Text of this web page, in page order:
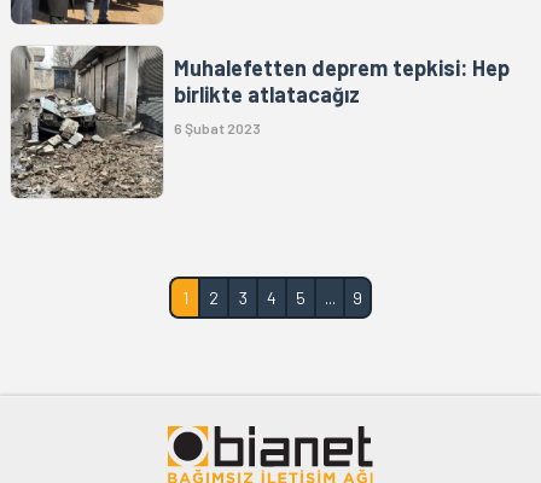
Muhalefetten deprem tepkisi: Hep
birlikte atlatacağız
6 Şubat 2023
1 2 3 4 5 ... 9